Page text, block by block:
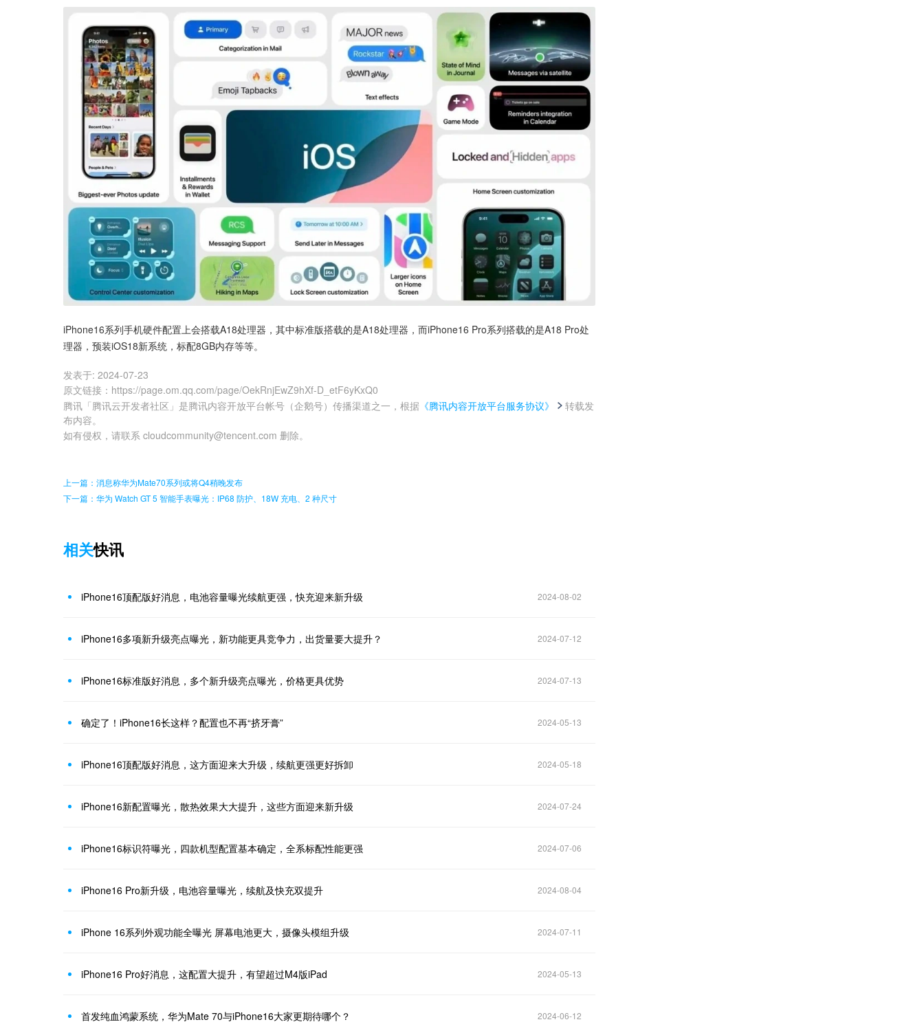
iPhone16系列手机硬件配置上会搭载A18处理器，其中标准版搭载的是A18处理器，而iPhone16 Pro系列搭载的是A18 Pro处
理器，预装iOS18新系统，标配8GB内存等等。
发表于: 2024-07-23
原文链接 ： https://page.om.qq.com/page/OekRnjEwZ9hXf-D_etF6yKxQ0
腾讯「腾讯云开发者社区」是腾讯内容开放平台帐号（企鹅号）传播渠道之一，根据 《腾讯内容开放平台服务协议》
转载发
布内容。
如有侵权，请联系 cloudcommunity@tencent.com 删除。
上一篇：消息称华为Mate70系列或将Q4稍晚发布
下一篇：华为 Watch GT 5 智能手表曝光：IP68 防护、18W 充电、2 种尺寸
相关快讯
iPhone16顶配版好消息，电池容量曝光续航更强，快充迎来新升级 2024-08-02
iPhone16多项新升级亮点曝光，新功能更具竞争力，出货量要大提升？ 2024-07-12
iPhone16标准版好消息，多个新升级亮点曝光，价格更具优势 2024-07-13
确定了！iPhone16长这样？配置也不再“挤牙膏” 2024-05-13
iPhone16顶配版好消息，这方面迎来大升级，续航更强更好拆卸 2024-05-18
iPhone16新配置曝光，散热效果大大提升，这些方面迎来新升级 2024-07-24
iPhone16标识符曝光，四款机型配置基本确定，全系标配性能更强 2024-07-06
iPhone16 Pro新升级，电池容量曝光，续航及快充双提升 2024-08-04
iPhone 16系列外观功能全曝光 屏幕电池更大，摄像头模组升级 2024-07-11
iPhone16 Pro好消息，这配置大提升，有望超过M4版iPad 2024-05-13
首发纯血鸿蒙系统，华为Mate 70与iPhone16大家更期待哪个？ 2024-06-12